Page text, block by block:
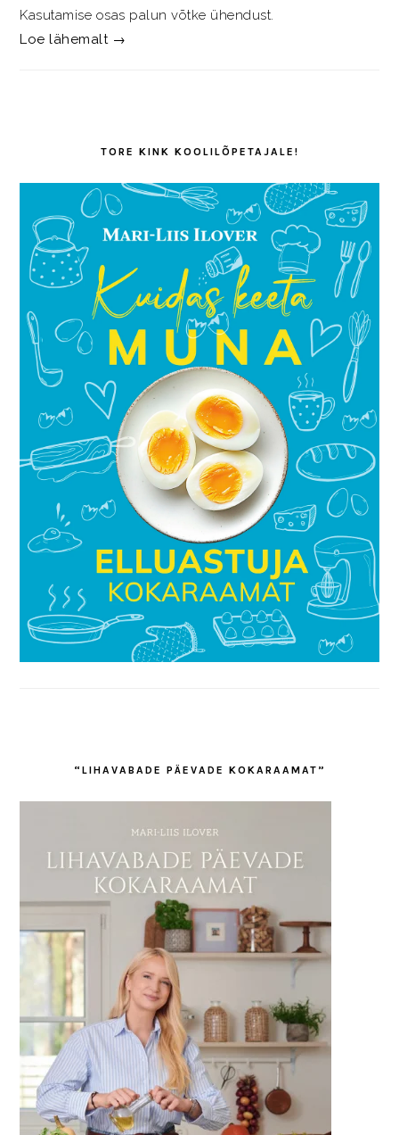
Kasutamise osas palun võtke ühendust.
Loe lähemalt →
TORE KINK KOOLILÕPETAJALE!
“LIHAVABADE PÄEVADE KOKARAAMAT”